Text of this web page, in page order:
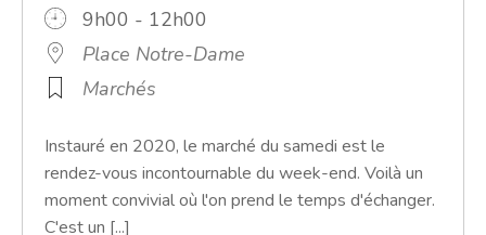
9h00 - 12h00
Place Notre-Dame
Marchés
Instauré en 2020, le marché du samedi est le
rendez-vous incontournable du week-end. Voilà un
moment convivial où l'on prend le temps d'échanger.
C'est un [...]